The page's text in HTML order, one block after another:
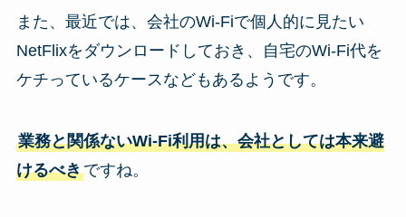
また、最近では、会社のWi-Fiで個人的に見たい
NetFlixをダウンロードしておき、自宅のWi-Fi代を
ケチっているケースなどもあるようです。
業務と関係ないWi-Fi利用は、会社としては本来避
けるべきですね。